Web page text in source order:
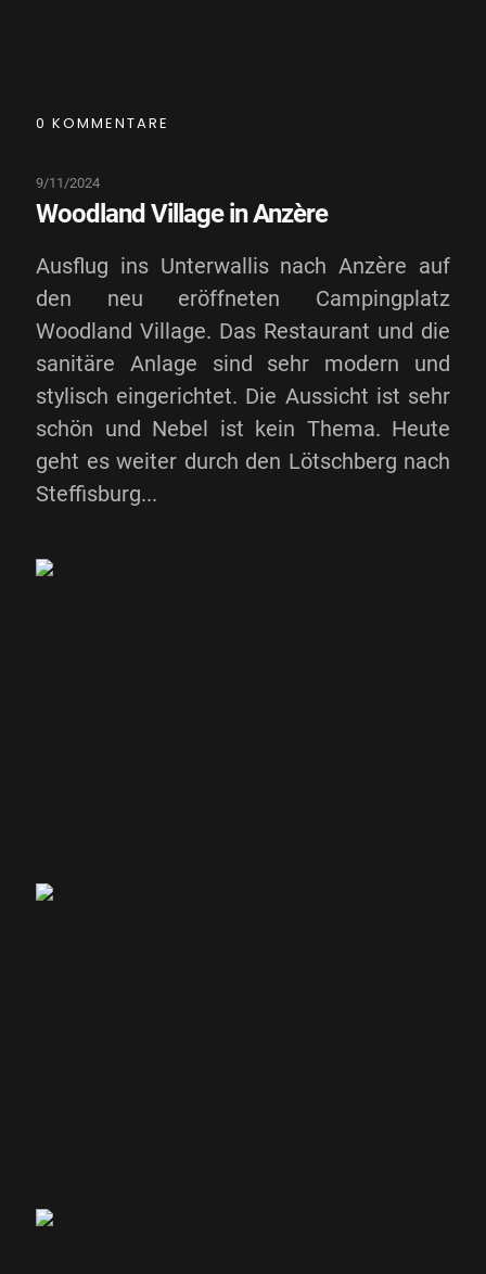
0 KOMMENTARE
Woodland Village in Anzère
9/11/2024
Ausflug ins Unterwallis nach Anzère auf
den neu eröffneten Campingplatz
Woodland Village. Das Restaurant und die
sanitäre Anlage sind sehr modern und
stylisch eingerichtet. Die Aussicht ist sehr
schön und Nebel ist kein Thema. Heute
geht es weiter durch den Lötschberg nach
Steffisburg...